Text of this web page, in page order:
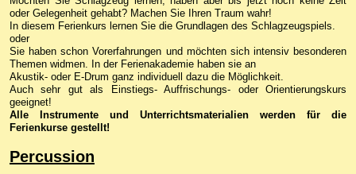
oder Gelegenheit gehabt? Machen Sie Ihren Traum wahr!
In diesem Ferienkurs lernen Sie die Grundlagen des Schlagzeugspiels.
oder
Sie haben schon Vorerfahrungen und möchten sich intensiv besonderen
Themen widmen. In der Ferienakademie haben sie an
Akustik- oder E-Drum ganz individuell dazu die Möglichkeit.
Auch sehr gut als Einstiegs- Auffrischungs- oder Orientierungskurs
geeignet!
Alle Instrumente und Unterrichtsmaterialien werden für die
Ferienkurse gestellt!
Percussion